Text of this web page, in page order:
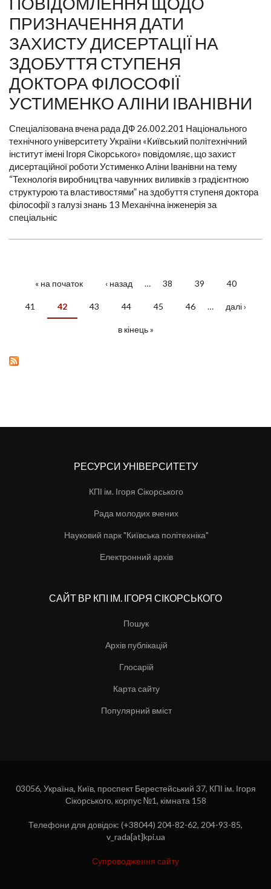
ПРИЗНАЧЕННЯ ДАТИ
ЗАХИСТУ ДИСЕРТАЦІЇ НА
ЗДОБУТТЯ СТУПЕНЯ
ДОКТОРА ФІЛОСОФІЇ
УСТИМЕНКО АЛІНИ ІВАНІВНИ
Спеціалізована вчена рада ДФ 26.002.201 Національного
технічного університету України «Київський політехнічний
інститут імені Ігоря Сікорського» повідомляє, що захист
дисертаційної роботи Устименко Аліни Іванівни на тему
“Технологія виробництва чавунних виливків з градієнтною
структурою та властивостями” на здобуття ступеня доктора
філософії з галузі знань 13 Механічна інженерія за
спеціальніс
« на початок ‹ назад … 38 39 40
41 42 43 44 45 46 … далі ›
в кінець »
РЕСУРСИ УНІВЕРСИТЕТУ
КПІ ім. Ігоря Сікорського
Рада молодих вчених
Науковий парк "Київська політехніка"
Електронний архів
САЙТ ВР КПІ ІМ. ІГОРЯ СІКОРСЬКОГО
Пошук
Архів публікацій
Глосарій
Карта сайту
Популярний вміст
03056, Україна, Київ, проспект Берестейський 37, КПІ ім. Ігоря
Сікорського, корпус №1, кімната 158
Телефони для довідок: (+38044) 204-82-62, 204-93-85,
v_rada[at]kpi.ua
Супроводження сайту